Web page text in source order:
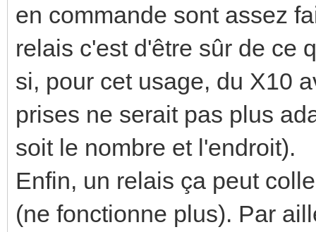
en commande sont assez
relais c'est d'être sûr de ce
si, pour cet usage, du X10
prises ne serait pas plus
soit le nombre et l'endroit).
Enfin, un relais ça peut
(ne fonctionne plus). Par